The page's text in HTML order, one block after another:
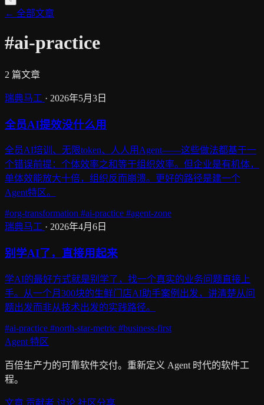
← 全部文章
#ai-practice
2 篇文章
瑞典马工 · 2026年5月3日
全员AI提效没什么用
全员AI培训、无限token、人人用Agent——这些做法都基于一
个错误前提：个体效率之和等于组织效率。但企业是有机体，
单体效能放大十倍，组织反而崩溃。更好的路径是建一个
Agent特区。
#org-transformation #ai-practice #agent-zone
瑞典马工 · 2026年4月6日
别学AI了，直接用起来
学AI的最好方式就是别学了，找一个真实的业务问题直接上
手。从一个月300块的生鲜门店AI助手案例出发，讲清楚从问
题出发而非从技术出发的实践路径。
#ai-practice #north-star-metric #business-first
Agent 特区
百倍生产力的可靠软件交付。重新定义 Agent 时代的软件工
程。
文章 贡献者 讨论 社区分享